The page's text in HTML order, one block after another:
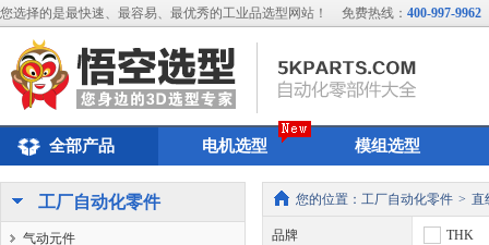
您选择的是最快速、最容易、最优秀的工业品选型网站！ 免费热线： 400-997-9962
全部产品 电机选型 模组选型
工厂自动化零件
气动元件
您的位置： 工厂自动化零件 > 直
品牌
THK